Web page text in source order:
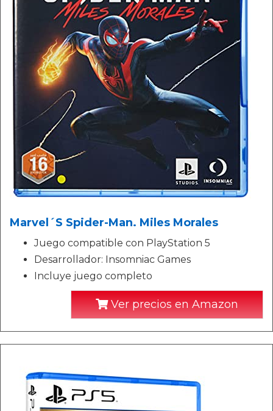
Marvel´S Spider-Man. Miles Morales
Juego compatible con PlayStation 5
Desarrollador: Insomniac Games
Incluye juego completo
Ver precios en Amazon